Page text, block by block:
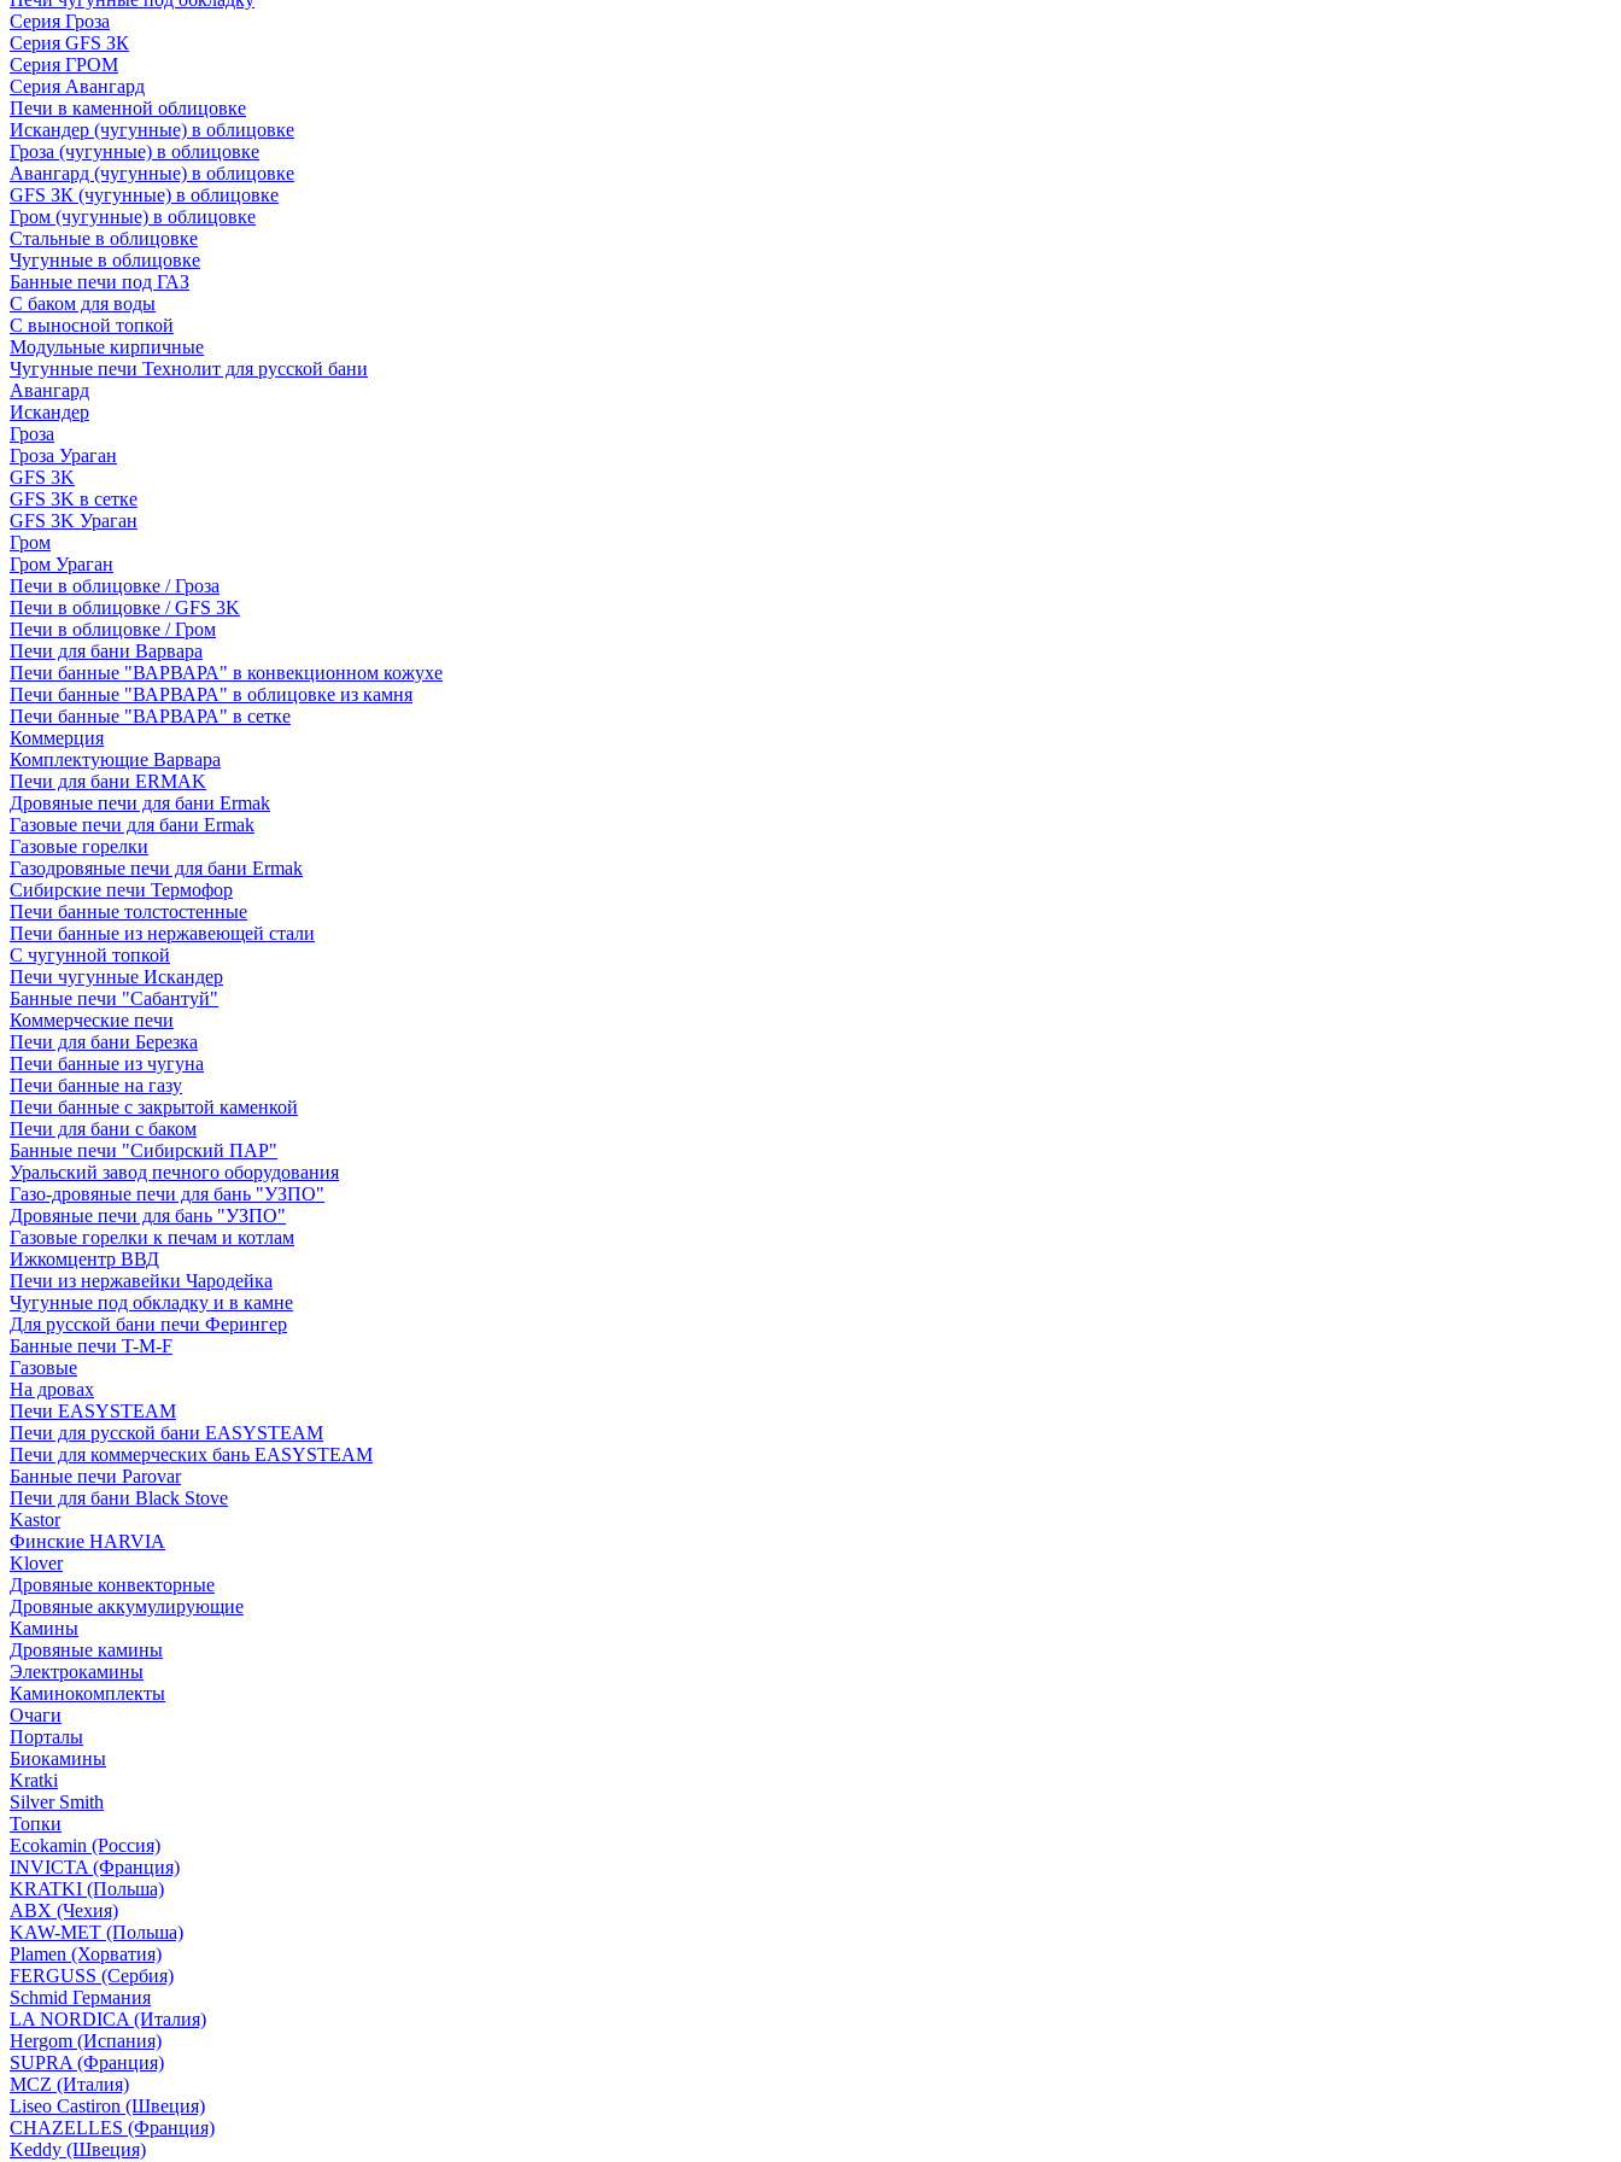
Серия Гроза
Серия GFS ЗК
Серия ГРОМ
Серия Авангард
Печи в каменной облицовке
Искандер (чугунные) в облицовке
Гроза (чугунные) в облицовке
Авангард (чугунные) в облицовке
GFS ЗК (чугунные) в облицовке
Гром (чугунные) в облицовке
Стальные в облицовке
Чугунные в облицовке
Банные печи под ГАЗ
С баком для воды
С выносной топкой
Модульные кирпичные
Чугунные печи Технолит для русской бани
Авангард
Искандер
Гроза
Гроза Ураган
GFS 3K
GFS 3K в сетке
GFS 3K Ураган
Гром
Гром Ураган
Печи в облицовке / Гроза
Печи в облицовке / GFS 3K
Печи в облицовке / Гром
Печи для бани Варвара
Печи банные "ВАРВАРА" в конвекционном кожухе
Печи банные "ВАРВАРА" в облицовке из камня
Печи банные "ВАРВАРА" в сетке
Коммерция
Комплектующие Варвара
Печи для бани ERMAK
Дровяные печи для бани Ermak
Газовые печи для бани Ermak
Газовые горелки
Газодровяные печи для бани Ermak
Сибирские печи Термофор
Печи банные толстостенные
Печи банные из нержавеющей стали
С чугунной топкой
Печи чугунные Искандер
Банные печи "Сабантуй"
Коммерческие печи
Печи для бани Березка
Печи банные из чугуна
Печи банные на газу
Печи банные с закрытой каменкой
Печи для бани с баком
Банные печи "Сибирский ПАР"
Уральский завод печного оборудования
Газо-дровяные печи для бань "УЗПО"
Дровяные печи для бань "УЗПО"
Газовые горелки к печам и котлам
Ижкомцентр ВВД
Печи из нержавейки Чародейка
Чугунные под обкладку и в камне
Для русской бани печи Ферингер
Банные печи T-M-F
Газовые
На дровах
Печи EASYSTEAM
Печи для русской бани EASYSTEAM
Печи для коммерческих бань EASYSTEAM
Банные печи Parovar
Печи для бани Black Stove
Kastor
Финские HARVIA
Klover
Дровяные конвекторные
Дровяные аккумулирующие
Камины
Дровяные камины
Электрокамины
Каминокомплекты
Очаги
Порталы
Биокамины
Kratki
Silver Smith
Топки
Ecokamin (Россия)
INVICTA (Франция)
KRATKI (Польша)
ABX (Чехия)
KAW-MET (Польша)
Plamen (Хорватия)
FERGUSS (Сербия)
Schmid Германия
LA NORDICA (Италия)
Hergom (Испания)
SUPRA (Франция)
MCZ (Италия)
Liseo Castiron (Швеция)
CHAZELLES (Франция)
Keddy (Швеция)